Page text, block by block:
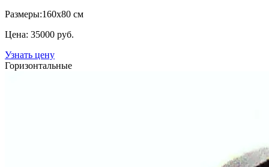
Размеры:160х80 см
Цена: 35000 руб.
Узнать цену
Горизонтальные